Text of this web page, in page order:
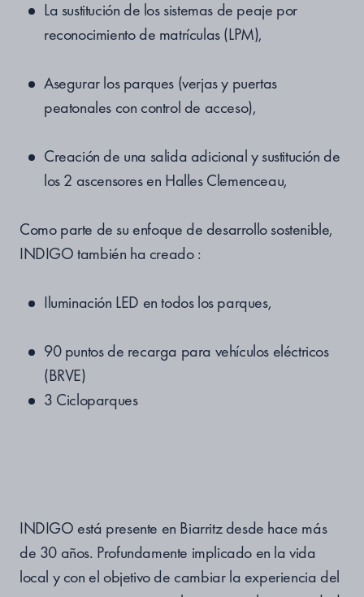
La sustitución de los sistemas de peaje por
reconocimiento de matrículas (LPM),
Asegurar los parques (verjas y puertas
peatonales con control de acceso),
Creación de una salida adicional y sustitución de
los 2 ascensores en Halles Clemenceau,
Como parte de su enfoque de desarrollo sostenible,
INDIGO también ha creado :
Iluminación LED en todos los parques,
90 puntos de recarga para vehículos eléctricos
(BRVE)
3 Cicloparques
INDIGO está presente en Biarritz desde hace más
de 30 años. Profundamente implicado en la vida
local y con el objetivo de cambiar la experiencia del